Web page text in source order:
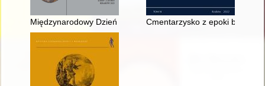
Międzynarodowy Dzień Archiwów i promocja książki Iwony
Cmentarzysko z epoki brązu i